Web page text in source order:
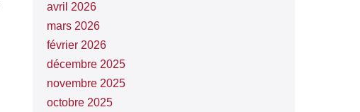
avril 2026
mars 2026
février 2026
décembre 2025
novembre 2025
octobre 2025